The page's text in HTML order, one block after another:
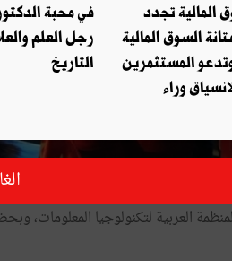
التكنولوجي في شمال إفريقيا" في
العربية لتكنولوجيا المعلومات،
المالية تجدد
السوق المالية
المستثمرين
وراء
في محبة
رجل العلم
التاريخ